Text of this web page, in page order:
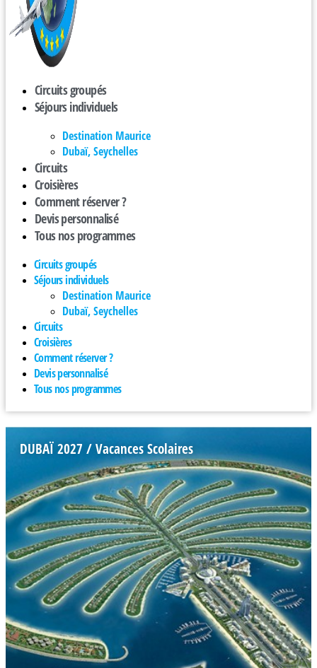
Circuits groupés
Séjours individuels
Destination Maurice
Dubaï, Seychelles
Circuits
Croisières
Comment réserver ?
Devis personnalisé
Tous nos programmes
Circuits groupés
Séjours individuels
Destination Maurice
Dubaï, Seychelles
Circuits
Croisières
Comment réserver ?
Devis personnalisé
Tous nos programmes
DUBAÏ 2027 / Vacances Scolaires